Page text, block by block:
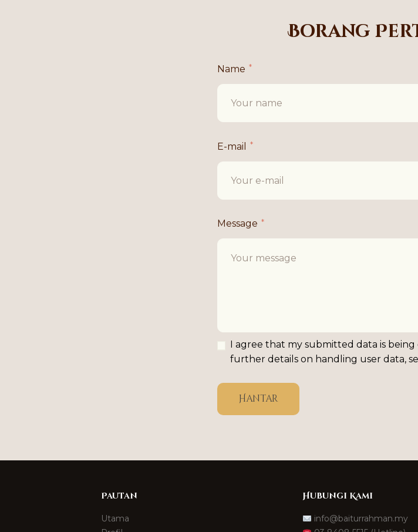
Borang
Name
E-mail
Message
I agree that my submitted data is
further details on handling user data,
Hantar
Pautan
Utama
Hubungi Kami
info@baiturrahman.my